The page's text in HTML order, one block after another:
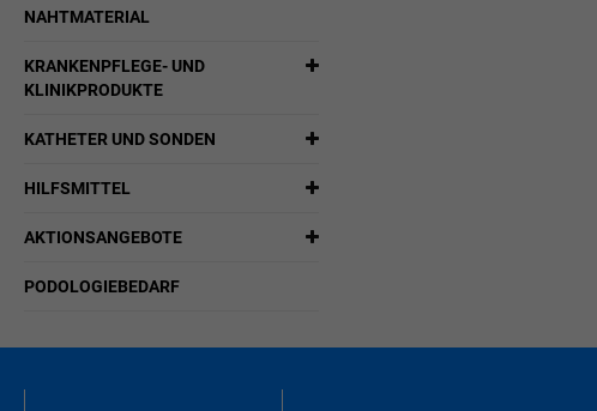
NAHTMATERIAL
KRANKENPFLEGE- UND
KLINIKPRODUKTE
KATHETER UND SONDEN
HILFSMITTEL
AKTIONSANGEBOTE
PODOLOGIEBEDARF